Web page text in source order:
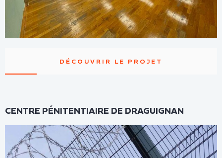
DÉCOUVRIR LE PROJET
CENTRE PÉNITENTIAIRE DE DRAGUIGNAN